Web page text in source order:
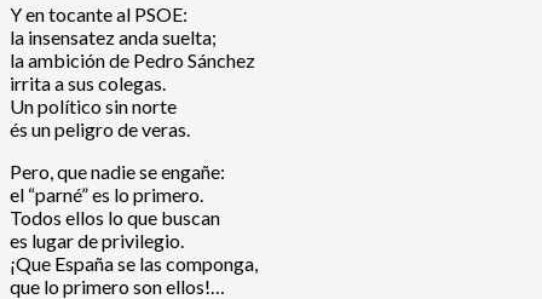
Y en tocante al PSOE:
la insensatez anda suelta;
la ambición de Pedro Sánchez
irrita a sus colegas.
Un político sin norte
és un peligro de veras.
Pero, que nadie se engañe:
el “parné” es lo primero.
Todos ellos lo que buscan
es lugar de privilegio.
¡Que España se las componga,
que lo primero son ellos!…